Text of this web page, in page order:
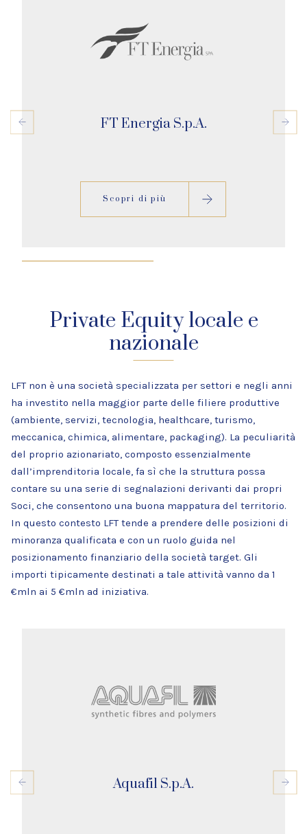
FT Energia S.p.A.
Scopri di più
Private Equity locale e
nazionale
LFT non è una società specializzata per settori e negli anni
ha investito nella maggior parte delle filiere produttive
(ambiente, servizi, tecnologia, healthcare, turismo,
meccanica, chimica, alimentare, packaging). La peculiarità
del proprio azionariato, composto essenzialmente
dall’imprenditoria locale, fa sì che la struttura possa
contare su una serie di segnalazioni derivanti dai propri
Soci, che consentono una buona mappatura del territorio.
In questo contesto LFT tende a prendere delle posizioni di
minoranza qualificata e con un ruolo guida nel
posizionamento finanziario della società target. Gli
importi tipicamente destinati a tale attività vanno da 1
€mln ai 5 €mln ad iniziativa.
Aquafil S.p.A.